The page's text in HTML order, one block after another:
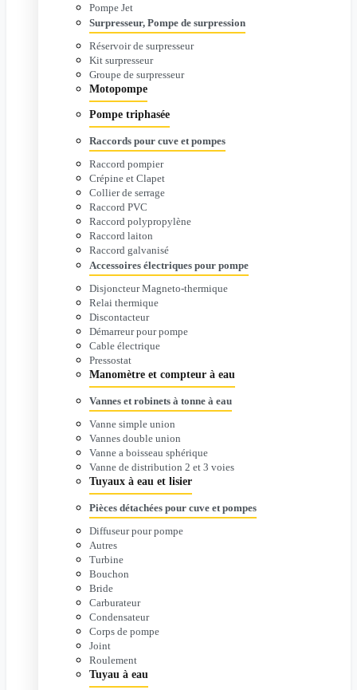
Pompe Jet
Surpresseur, Pompe de surpression
Réservoir de surpresseur
Kit surpresseur
Groupe de surpresseur
Motopompe
Pompe triphasée
Raccords pour cuve et pompes
Raccord pompier
Crépine et Clapet
Collier de serrage
Raccord PVC
Raccord polypropylène
Raccord laiton
Raccord galvanisé
Accessoires électriques pour pompe
Disjoncteur Magneto-thermique
Relai thermique
Discontacteur
Démarreur pour pompe
Cable électrique
Pressostat
Manomètre et compteur à eau
Vannes et robinets à tonne à eau
Vanne simple union
Vannes double union
Vanne a boisseau sphérique
Vanne de distribution 2 et 3 voies
Tuyaux à eau et lisier
Pièces détachées pour cuve et pompes
Diffuseur pour pompe
Autres
Turbine
Bouchon
Bride
Carburateur
Condensateur
Corps de pompe
Joint
Roulement
Tuyau à eau